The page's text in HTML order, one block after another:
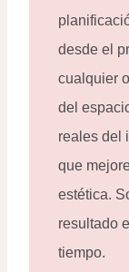
desde el
cualquier
del
reales del
que
estética.
resultado
tiempo.